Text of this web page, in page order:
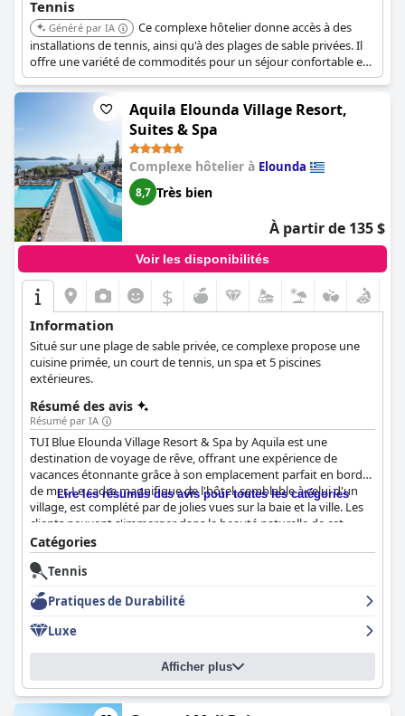
Tennis
Généré par IA
Ce complexe hôtelier donne accès à des
installations de tennis, ainsi qu'à des plages de sable privées. Il
offre une variété de commodités pour un séjour confortable et
agréable.
Aquila Elounda Village Resort,
Suites & Spa
Complexe hôtelier à Elounda
8,7 Très bien
À partir de 135 $
Voir les disponibilités
$
Information
Situé sur une plage de sable privée, ce complexe propose une
cuisine primée, un court de tennis, un spa et 5 piscines
extérieures.
Résumé des avis
Résumé par IA
TUI Blue Elounda Village Resort & Spa by Aquila est une
destination de voyage de rêve, offrant une expérience de
vacances étonnante grâce à son emplacement parfait en bord
de mer. Le cadre magnifique de l'hôtel, semblable à celui d'un
village, est complété par de jolies vues sur la baie et la ville. Les
clients peuvent s'immerger dans la beauté naturelle de cet
endroit exceptionnel, avec des installations fantastiques telles
que des plages privées, une magnifique piscine à débordement
avec une vue imprenable sur la mer et de belles promenades
dans les environs. Le petit déjeuner est un élément remarquable
selon les commentaires des clients, avec un vaste buffet
comprenant des options variées et des nouveautés
quotidiennes, en mettant l'accent sur la qualité et la fraîcheur.
L'hôtel propose également un large choix d'options de
restauration avec deux restaurants à la carte qui constituent les
points forts de l'expérience gastronomique. Les chambres sont
assez privées, spacieuses et modernes et les clients peuvent
Lire les résumés des avis pour toutes les catégories
Catégories
Tennis
Pratiques de Durabilité
Luxe
Afficher plus